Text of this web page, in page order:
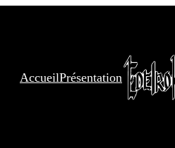
AccueilPrésentation